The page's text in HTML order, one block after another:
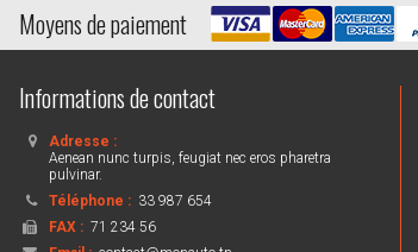
Moyens de paiement
Informations de contact
Adresse :
Aenean nunc turpis, feugiat nec eros pharetra
pulvinar.
Téléphone : 33 987 654
FAX : 71 234 56